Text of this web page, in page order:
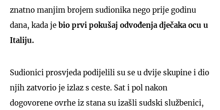
znatno manjim brojem sudionika nego prije godinu
dana, kada je bio prvi pokušaj odvođenja dječaka ocu u
Italiju.
Sudionici prosvjeda podijelili su se u dvije skupine i dio
njih zatvorio je izlaz s ceste. Sat i pol nakon
dogovorene ovrhe iz stana su izašli sudski službenici,